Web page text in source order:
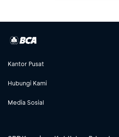
Kantor Pusat
Hubungi Kami
Media Sosial